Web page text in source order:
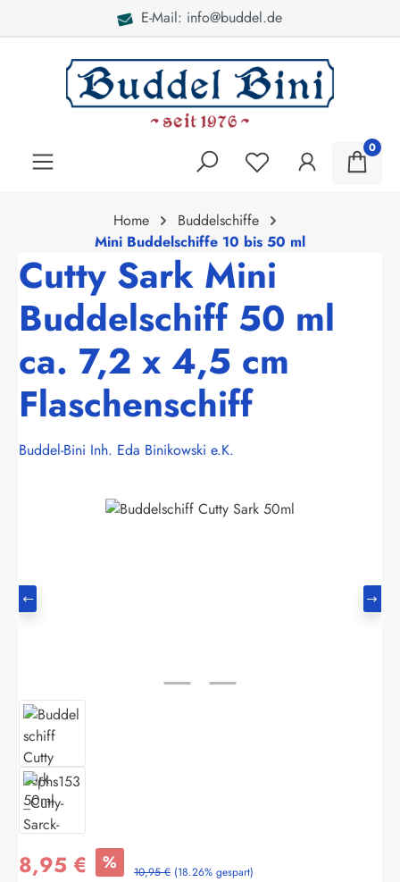
E-Mail: info@buddel.de
0
Home
Buddelschiffe
Mini Buddelschiffe 10 bis 50 ml
Cutty Sark Mini
Buddelschiff 50 ml
ca. 7,2 x 4,5 cm
Flaschenschiff
Buddel-Bini Inh. Eda Binikowski e.K.
Bildergalerie überspringen
8,95 € % 10,95 € (18.26% gespart)